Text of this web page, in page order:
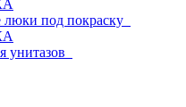
люки под покраску
унитазов